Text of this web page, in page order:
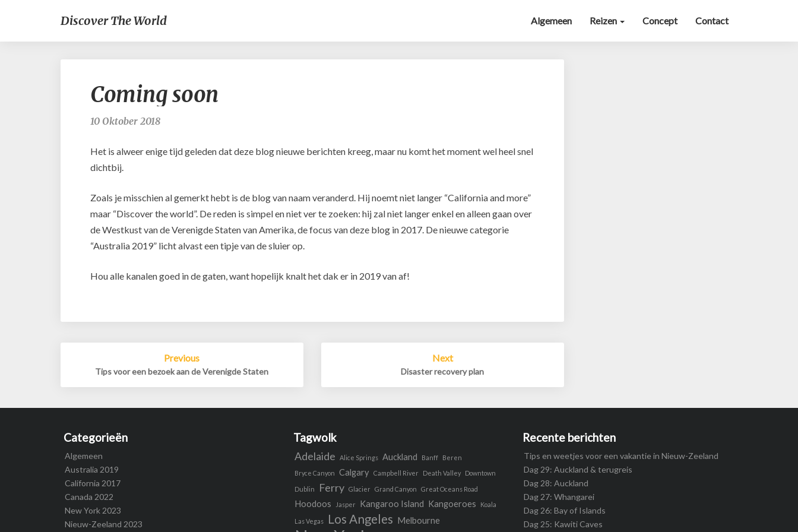
Discover The World Algemeen Reizen Concept Contact
Coming soon
10 Oktober 2018
Het is alweer enige tijd geleden dat deze blog nieuwe berichten kreeg, maar nu komt het moment wel heel snel
dichtbij.
Zoals je misschien al gemerkt hebt is de blog van naam veranderd. Hij noemt niet langer “California and more”
maar “Discover the world”. De reden is simpel en niet ver te zoeken: hij zal niet langer enkel en alleen gaan over
de Westkust van de Verenigde Staten van Amerika, de focus van deze blog in 2017. De nieuwe categorie
“Australia 2019” licht alvast een tipje van de sluier op.
Hou alle kanalen goed in de gaten, want hopelijk knalt het dak er in 2019 van af!
navigation
Previous
Tips voor een bezoek aan de Verenigde Staten
Next
Disaster recovery plan
Categorieën
Algemeen
Australia 2019
California 2017
Canada 2022
New York 2023
Nieuw-Zeeland 2023
Tagwolk
Adelaide Alice Springs Auckland Banff
Beren
Bryce Canyon
Calgary Campbell River Death Valley Downtown
Dublin Ferry Glacier Grand Canyon Great Oceans Road
Hoodoos Jasper Kangaroo Island Kangoeroes Koala
Las Vegas Los Angeles Melbourne
Recente berichten
Tips en weetjes voor een vakantie in Nieuw-Zeeland
Dag 29: Auckland & terugreis
Dag 28: Auckland
Dag 27: Whangarei
Dag 26: Bay of Islands
Dag 25: Kawiti Caves